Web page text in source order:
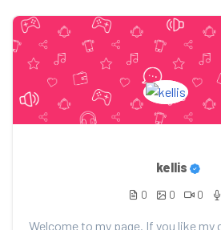
kellis
0 0 0